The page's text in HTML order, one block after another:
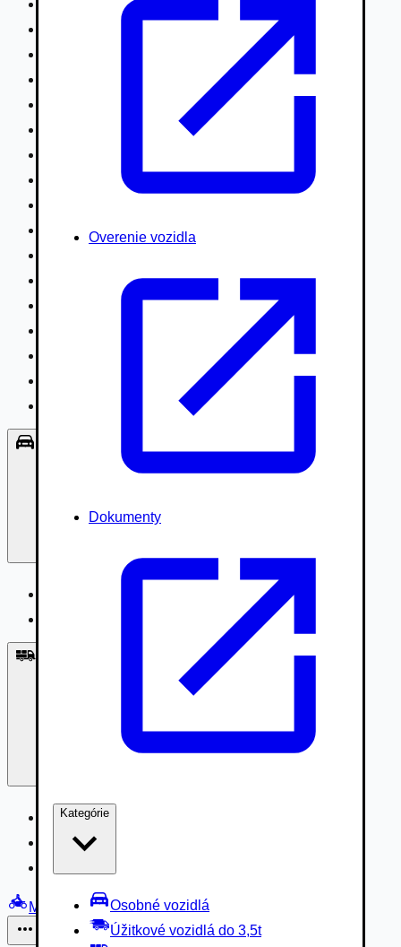
Overenie vozidla
Dokumenty
Kategórie
Osobné vozidlá
Úžitkové vozidlá do 3,5t
Nákladné vozidlá nad 7,5t
Vodné/Snežné skútre, štvorkolky
Poľnohospodárske vozidlá / stroje
Hydraulické ruky autožeriavy
Špeciály/nosiče kontajnerov
Návesy/prívesy nadstavby
Lode/člny, lietadlá/vznášadlá
Príslušenstvo, Oblečenie
Nákladné vozidlá 3,5 - 7,5t
Nákladné vozidlá nad 7,5t
Motocykle